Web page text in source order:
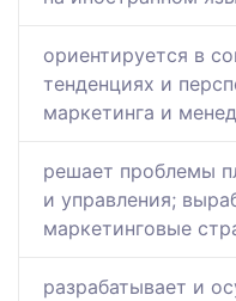
ориентируется в
тенденциях и
маркетинга и
решает проблемы
и управления;
маркетинговые
разрабатывает и